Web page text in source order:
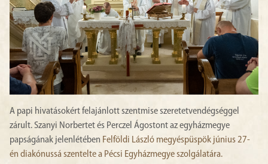
A papi hivatásokért felajánlott szentmise szeretetvendégséggel
zárult. Szanyi Norbertet és Perczel Ágostont az egyházmegye
papságának jelenlétében Felföldi László megyéspüspök június 27-
én diakónussá szentelte a Pécsi Egyházmegye szolgálatára.